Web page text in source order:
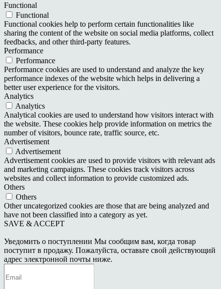
Functional
Functional
Functional cookies help to perform certain functionalities like
sharing the content of the website on social media platforms, collect
feedbacks, and other third-party features.
Performance
Performance
Performance cookies are used to understand and analyze the key
performance indexes of the website which helps in delivering a
better user experience for the visitors.
Analytics
Analytics
Analytical cookies are used to understand how visitors interact with
the website. These cookies help provide information on metrics the
number of visitors, bounce rate, traffic source, etc.
Advertisement
Advertisement
Advertisement cookies are used to provide visitors with relevant ads
and marketing campaigns. These cookies track visitors across
websites and collect information to provide customized ads.
Others
Others
Other uncategorized cookies are those that are being analyzed and
have not been classified into a category as yet.
SAVE & ACCEPT
Уведомить о поступлении Мы сообщим вам, когда товар
поступит в продажу. Пожалуйста, оставьте свой действующий
адрес электронной почты ниже.